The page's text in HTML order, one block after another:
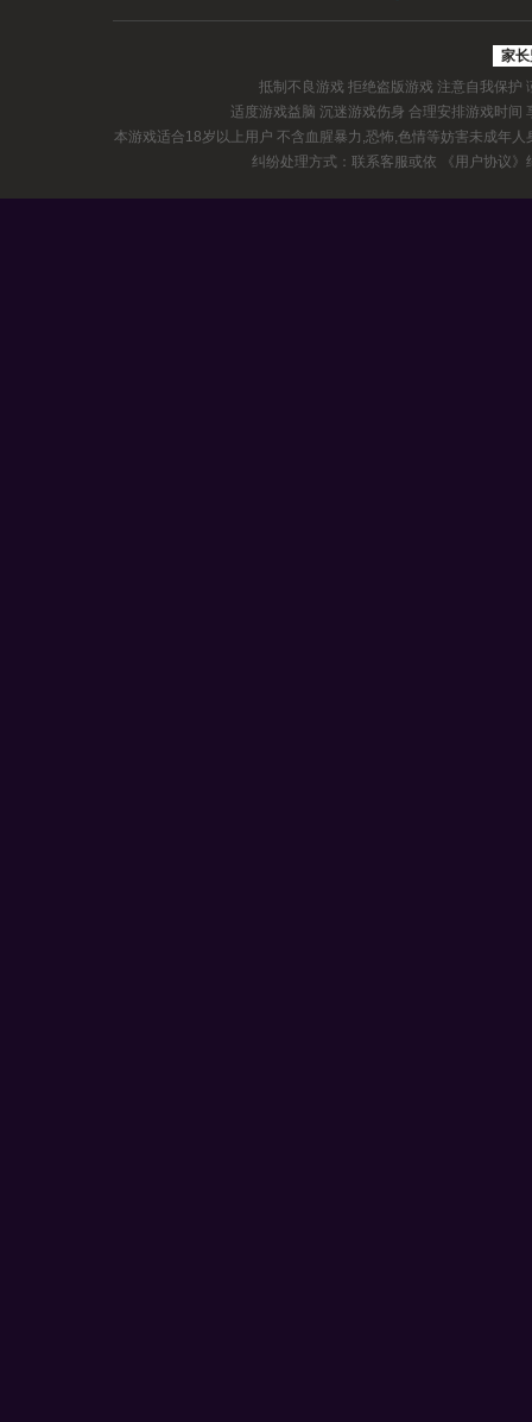
家
抵制不良游戏 拒绝盗版游戏 注意自我保护
适度游戏益脑 沉迷游戏伤身 合理安排游戏时间
本游戏适合18岁以上用户 不含血腥暴力,恐怖,色情等妨害未成年人
纠纷处理方式：联系客服或依
《用户协议》